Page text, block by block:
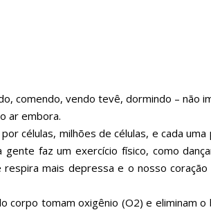
comendo, vendo tevê, dormindo – não
ar embora.
células, milhões de células, e cada uma
faz um exercício físico, como
mais depressa e o nosso coração
corpo tomam oxigênio (O2) e eliminam o